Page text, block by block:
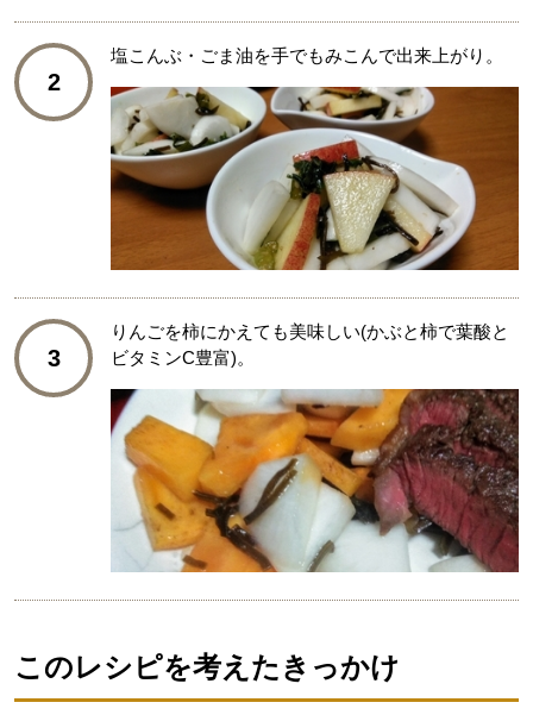
2
塩こんぶ・ごま油を手でもみこんで出来上がり。
3
りんごを柿にかえても美味しい(かぶと柿で葉酸と
ビタミンC豊富)。
このレシピを考えたきっかけ